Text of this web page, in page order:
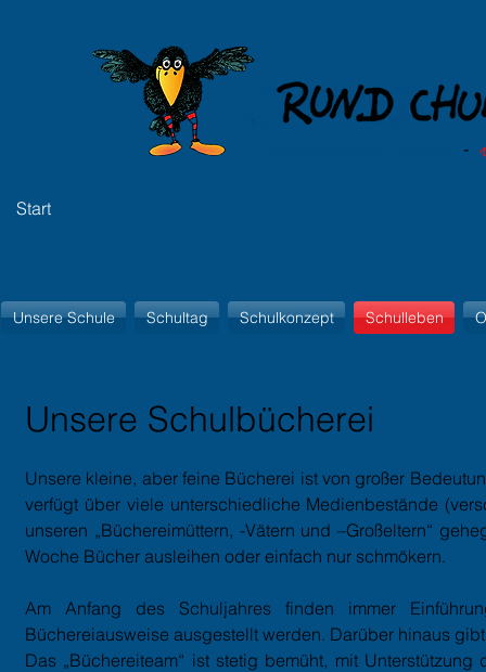
Start
Unsere Schule Schultag Schulkonzept Schulleben
Unsere Schulbücherei
Unsere kleine, aber feine Bücherei ist von großer
verfügt über viele unterschiedliche Medienbestände
unseren „Büchereimüttern, -Vätern und –Großeltern“
Woche Bücher ausleihen oder einfach nur schmökern.
Am Anfang des Schuljahres finden immer
Büchereiausweise ausgestellt werden. Darüber hinaus
Das „Büchereiteam“ ist stetig bemüht, mit